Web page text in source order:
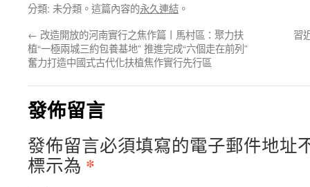
分類: 未分類。這篇內容的永久連結 。
← 改造開放的河南實行之焦作篇丨馬村區：聚力扶
植“一極兩城三約包養基地” 推進完成“六個走在前列”
奮力打造中國式古代化扶植焦作實行先行區
習
發佈留言
發佈留言必須填寫的電子郵件地址
標示為 *